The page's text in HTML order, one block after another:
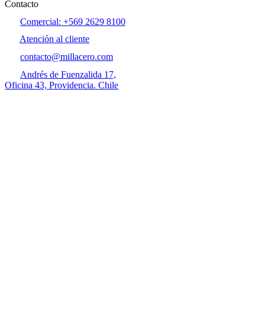
Contacto
Comercial: +569 2629 8100
Atención al cliente
contacto@millacero.com
Andrés de Fuenzalida 17,
Oficina 43, Providencia. Chile